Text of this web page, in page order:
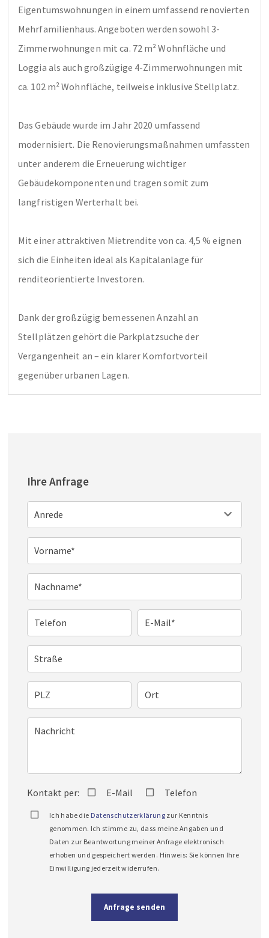
Eigentumswohnungen in einem umfassend renovierten
Mehrfamilienhaus. Angeboten werden sowohl 3-
Zimmerwohnungen mit ca. 72 m² Wohnfläche und
Loggia als auch großzügige 4-Zimmerwohnungen mit
ca. 102 m² Wohnfläche, teilweise inklusive Stellplatz.
Das Gebäude wurde im Jahr 2020 umfassend
modernisiert. Die Renovierungsmaßnahmen umfassten
unter anderem die Erneuerung wichtiger
Gebäudekomponenten und tragen somit zum
langfristigen Werterhalt bei.
Mit einer attraktiven Mietrendite von ca. 4,5 % eignen
sich die Einheiten ideal als Kapitalanlage für
renditeorientierte Investoren.
Dank der großzügig bemessenen Anzahl an
Stellplätzen gehört die Parkplatzsuche der
Vergangenheit an – ein klarer Komfortvorteil
gegenüber urbanen Lagen.
Ihre Anfrage
Anrede
Vorname*
Nachname*
Telefon E-Mail*
Straße
PLZ Ort
Nachricht
Kontakt per: E-Mail Telefon
Ich habe die Datenschutzerklärungzur Kenntnis
genommen. Ich stimme zu, dass meine Angaben und
Daten zur Beantwortung meiner Anfrage elektronisch
erhoben und gespeichert werden. Hinweis: Sie können Ihre
Einwilligung jederzeit widerrufen.
Anfrage senden